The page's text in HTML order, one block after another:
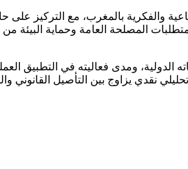
والفكرية بالمغرب، مع التركيز
المصلحة العامة وحماية
الدولية، ومدى فعاليته في
نقدي يزاوج بين التأصيل القانوني